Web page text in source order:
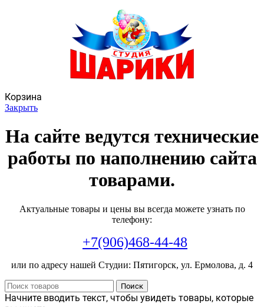
Корзина
Закрыть
На сайте ведутся технические
работы по наполнению сайта
товарами.
Актуальные товары и цены вы всегда можете узнать по
телефону:
+7(906)468-44-48
или по адресу нашей Студии: Пятигорск, ул. Ермолова, д. 4
Поиск
Начните вводить текст, чтобы увидеть товары, которые